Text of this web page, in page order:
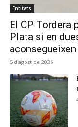
Entitats
El CP Tordera
Plata si en
5 d'agost de 2026